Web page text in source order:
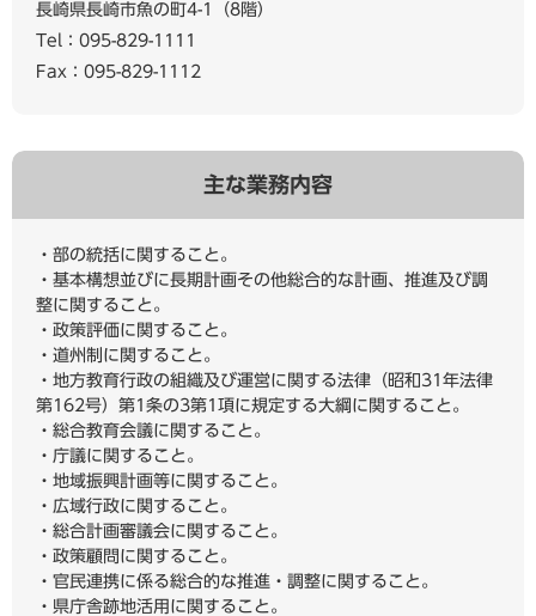
長崎県長崎市魚の町4-1（8階）
Tel：095-829-1111
Fax：095-829-1112
主な業務内容
・部の統括に関すること。
・基本構想並びに長期計画その他総合的な計画、推進及び調
整に関すること。
・政策評価に関すること。
・道州制に関すること。
・地方教育行政の組織及び運営に関する法律（昭和31年法律
第162号）第1条の3第1項に規定する大綱に関すること。
・総合教育会議に関すること。
・庁議に関すること。
・地域振興計画等に関すること。
・広域行政に関すること。
・総合計画審議会に関すること。
・政策顧問に関すること。
・官民連携に係る総合的な推進・調整に関すること。
・県庁舎跡地活用に関すること。